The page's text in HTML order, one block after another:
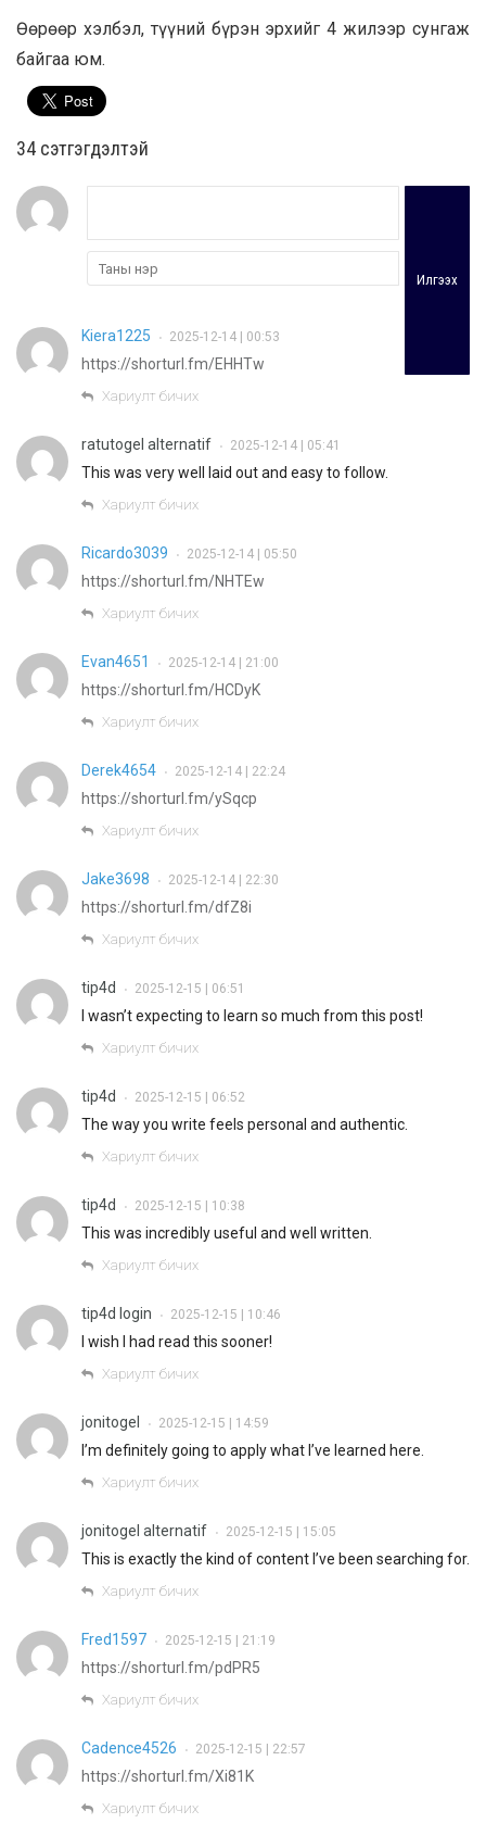
Өөрөөр хэлбэл, түүний бүрэн эрхийг 4 жилээр сунгаж
байгаа юм.
34 cэтгэгдэлтэй
Илгээх
Kiera1225 • 2025-12-14 | 00:53
https://shorturl.fm/EHHTw
Хариулт бичих
ratutogel alternatif • 2025-12-14 | 05:41
This was very well laid out and easy to follow.
Хариулт бичих
Ricardo3039 • 2025-12-14 | 05:50
https://shorturl.fm/NHTEw
Хариулт бичих
Evan4651 • 2025-12-14 | 21:00
https://shorturl.fm/HCDyK
Хариулт бичих
Derek4654 • 2025-12-14 | 22:24
https://shorturl.fm/ySqcp
Хариулт бичих
Jake3698 • 2025-12-14 | 22:30
https://shorturl.fm/dfZ8i
Хариулт бичих
tip4d • 2025-12-15 | 06:51
I wasn’t expecting to learn so much from this post!
Хариулт бичих
tip4d • 2025-12-15 | 06:52
The way you write feels personal and authentic.
Хариулт бичих
tip4d • 2025-12-15 | 10:38
This was incredibly useful and well written.
Хариулт бичих
tip4d login • 2025-12-15 | 10:46
I wish I had read this sooner!
Хариулт бичих
jonitogel • 2025-12-15 | 14:59
I’m definitely going to apply what I’ve learned here.
Хариулт бичих
jonitogel alternatif • 2025-12-15 | 15:05
This is exactly the kind of content I’ve been searching for.
Хариулт бичих
Fred1597 • 2025-12-15 | 21:19
https://shorturl.fm/pdPR5
Хариулт бичих
Cadence4526 • 2025-12-15 | 22:57
https://shorturl.fm/Xi81K
Хариулт бичих